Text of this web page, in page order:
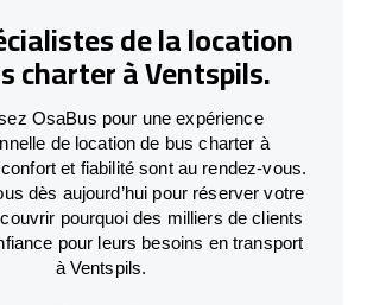
de la location
charter à Ventspils.
OsaBus pour une expérience
de location de bus charter à
et fiabilité sont au rendez-vous.
dès aujourd’hui pour réserver votre
pourquoi des milliers de clients
pour leurs besoins en transport
à Ventspils.